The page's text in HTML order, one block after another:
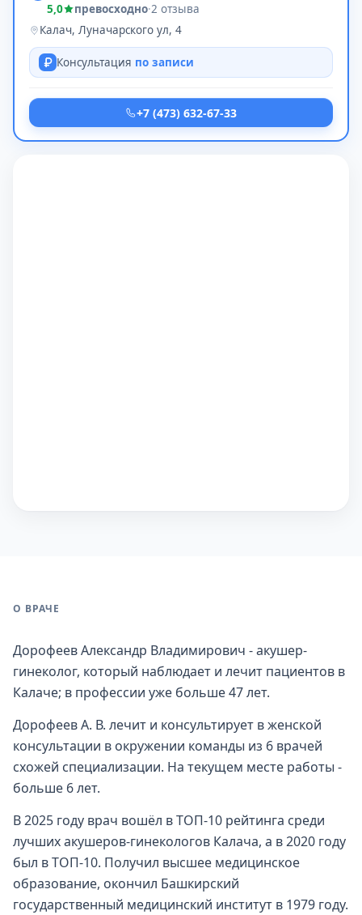
5,0 превосходно·2 отзыва
Калач, Луначарского ул, 4
Консультация по записи
+7 (473) 632-67-33
О ВРАЧЕ
Дорофеев Александр Владимирович - акушер-
гинеколог, который наблюдает и лечит пациентов в
Калаче; в профессии уже больше 47 лет.
Дорофеев А. В. лечит и консультирует в женской
консультации в окружении команды из 6 врачей
схожей специализации. На текущем месте работы -
больше 6 лет.
В 2025 году врач вошёл в ТОП-10 рейтинга среди
лучших акушеров-гинекологов Калача, а в 2020 году
был в ТОП-10. Получил высшее медицинское
образование, окончил Башкирский
государственный медицинский институт в 1979 году.